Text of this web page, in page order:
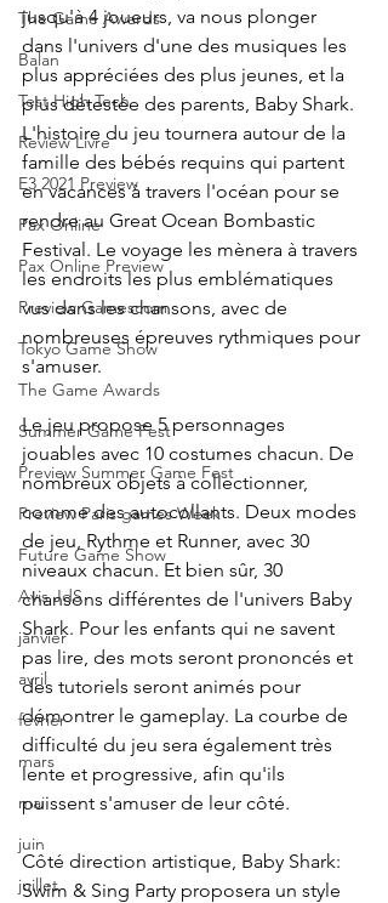
The Game Awards
Balan
Test High Tech
Review Livre
E3 2021 Preview
Pax Online
Pax Online Preview
Preview Gamescom
Tokyo Game Show
The Game Awards
Summer Game Fest
Preview Summer Game Fest
Preview Paris games Week
Future Game Show
Avis JdS
janvier
avril
fevrier
mars
mai
juin
juillet
jusqu'à 4 joueurs, va nous plonger
dans l'univers d'une des musiques les
plus appréciées des plus jeunes, et la
plus détestée des parents, Baby Shark.
L'histoire du jeu tournera autour de la
famille des bébés requins qui partent
en vacances à travers l'océan pour se
rendre au Great Ocean Bombastic
Festival. Le voyage les mènera à travers
les endroits les plus emblématiques
vus dans les chansons, avec de
nombreuses épreuves rythmiques pour
s'amuser.
Le jeu propose 5 personnages
jouables avec 10 costumes chacun. De
nombreux objets à collectionner,
comme des autocollants. Deux modes
de jeu, Rythme et Runner, avec 30
niveaux chacun. Et bien sûr, 30
chansons différentes de l'univers Baby
Shark. Pour les enfants qui ne savent
pas lire, des mots seront prononcés et
des tutoriels seront animés pour
démontrer le gameplay. La courbe de
difficulté du jeu sera également très
lente et progressive, afin qu'ils
puissent s'amuser de leur côté.
Côté direction artistique, Baby Shark:
Swim & Sing Party proposera un style